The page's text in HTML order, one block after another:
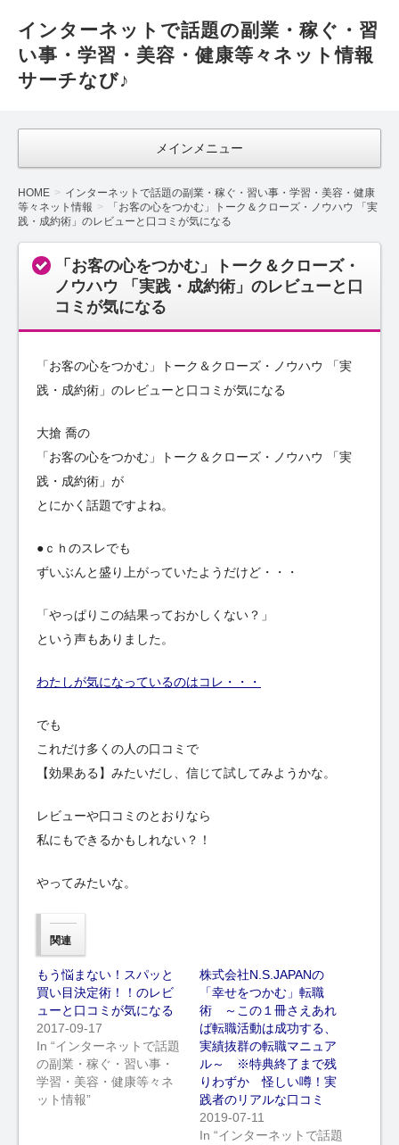
インターネットで話題の副業・稼ぐ・習
い事・学習・美容・健康等々ネット情報
サーチなび♪
メインメニュー
HOME
インターネットで話題の副業・稼ぐ・習い事・学習・美容・健康
等々ネット情報
「お客の心をつかむ」トーク＆クローズ・ノウハウ 「実
践・成約術」のレビューと口コミが気になる
「お客の心をつかむ」トーク＆クローズ・
ノウハウ 「実践・成約術」のレビューと口
コミが気になる
「お客の心をつかむ」トーク＆クローズ・ノウハウ 「実
践・成約術」のレビューと口コミが気になる
大搶 喬の
「お客の心をつかむ」トーク＆クローズ・ノウハウ 「実
践・成約術」が
とにかく話題ですよね。
●ｃｈのスレでも
ずいぶんと盛り上がっていたようだけど・・・
「やっぱりこの結果っておかしくない？」
という声もありました。
わたしが気になっているのはコレ・・・
でも
これだけ多くの人の口コミで
【効果ある】みたいだし、信じて試してみようかな。
レビューや口コミのとおりなら
私にもできるかもしれない？！
やってみたいな。
関連
もう悩まない！スパッと
買い目決定術！！のレビ
ューと口コミが気になる
2017-09-17
In “インターネットで話題
の副業・稼ぐ・習い事・
学習・美容・健康等々ネ
ット情報”
株式会社N.S.JAPANの
「幸せをつかむ」転職
術 ～この１冊さえあれ
ば転職活動は成功する、
実績抜群の転職マニュア
ル～ ※特典終了まで残
りわずか 怪しい噂！実
践者のリアルな口コミ
2019-07-11
In “インターネットで話題